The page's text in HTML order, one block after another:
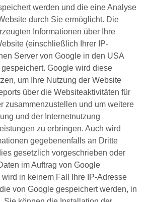
werden und die eine Analyse
durch Sie ermöglicht. Die
Informationen über Ihre
(einschließlich Ihrer IP-
Server von Google in den USA
Google wird diese
um Ihre Nutzung der Website
über die Websiteaktivitäten für
zusammenzustellen und um weitere
und der Internetnutzung
zu erbringen. Auch wird
gegebenenfalls an Dritte
gesetzlich vorgeschrieben oder
im Auftrag von Google
in keinem Fall Ihre IP-Adresse
von Google gespeichert werden, in